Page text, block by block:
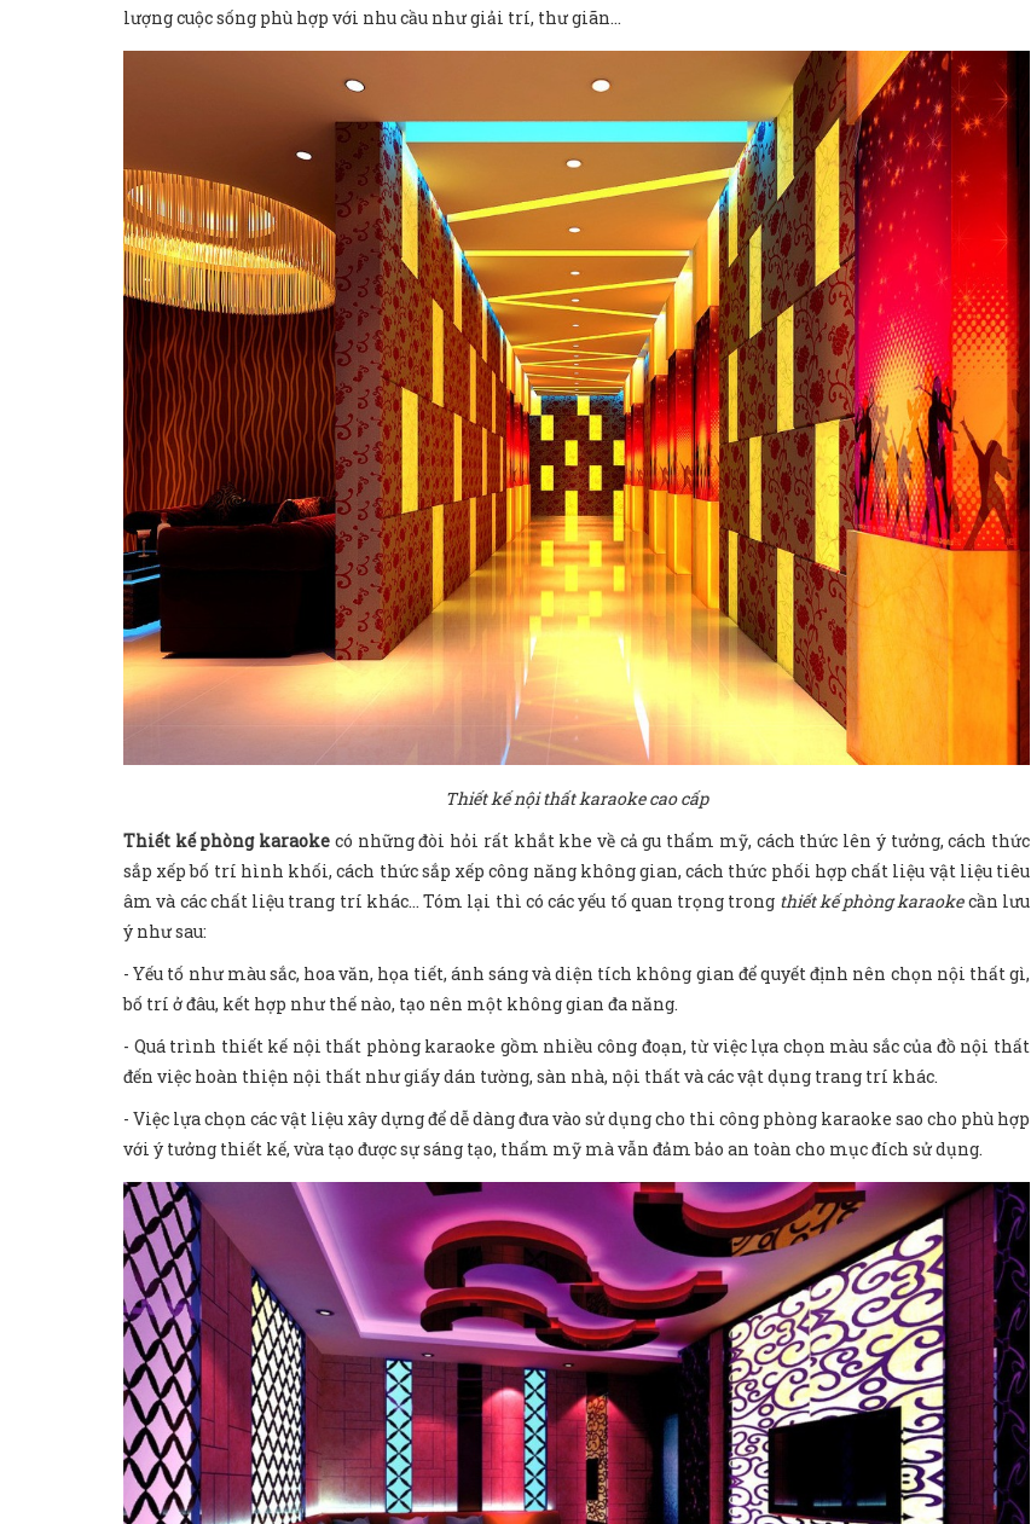
lượng cuộc sống phù hợp với nhu cầu như giải trí, thư giãn...
Thiết kế nội thất karaoke cao cấp
Thiết kế phòng karaoke có những đòi hỏi rất khắt khe về cả gu thẩm mỹ, cách thức lên ý tưởng, cách thức
sắp xếp bố trí hình khối, cách thức sắp xếp công năng không gian, cách thức phối hợp chất liệu vật liệu tiêu
âm và các chất liệu trang trí khác... Tóm lại thì có các yếu tố quan trọng trong thiết kế phòng karaokecần lưu
ý như sau:
- Yếu tố như màu sắc, hoa văn, họa tiết, ánh sáng và diện tích không gian để quyết định nên chọn nội thất gì,
bố trí ở đâu, kết hợp như thế nào, tạo nên một không gian đa năng.
- Quá trình thiết kế nội thất phòng karaoke gồm nhiều công đoạn, từ việc lựa chọn màu sắc của đồ nội thất
đến việc hoàn thiện nội thất như giấy dán tường, sàn nhà, nội thất và các vật dụng trang trí khác.
- Việc lựa chọn các vật liệu xây dựng để dễ dàng đưa vào sử dụng cho thi công phòng karaoke sao cho phù hợp
với ý tưởng thiết kế, vừa tạo được sự sáng tạo, thẩm mỹ mà vẫn đảm bảo an toàn cho mục đích sử dụng.